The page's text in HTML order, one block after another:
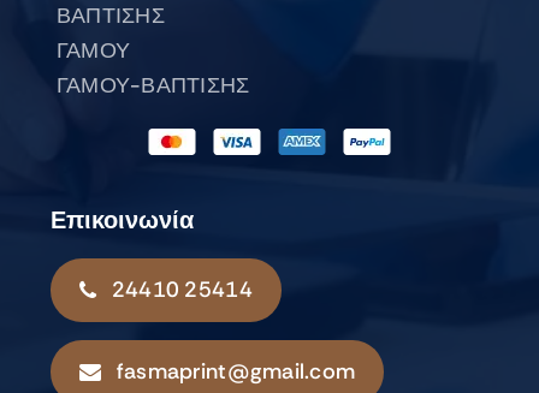
ΒΑΠΤΙΣΗΣ
ΓΑΜΟΥ
ΓΑΜΟΥ-ΒΑΠΤΙΣΗΣ
Επικοινωνία
24410 25414
fasmaprint@gmail.com